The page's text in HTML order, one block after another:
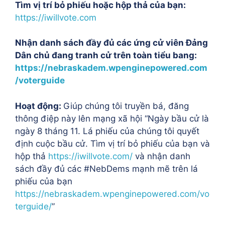
Tìm vị trí bỏ phiếu hoặc hộp thả của bạn:
https://iwillvote.com
Nhận danh sách đầy đủ các ứng cử viên Đảng
Dân chủ đang tranh cử trên toàn tiểu bang:
https://nebraskadem.wpenginepowered.com
/voterguide
Hoạt động: Giúp chúng tôi truyền bá, đăng
thông điệp này lên mạng xã hội “Ngày bầu cử là
ngày 8 tháng 11. Lá phiếu của chúng tôi quyết
định cuộc bầu cử. Tìm vị trí bỏ phiếu của bạn và
hộp thả https://iwillvote.com/ và nhận danh
sách đầy đủ các #NebDems mạnh mẽ trên lá
phiếu của bạn
https://nebraskadem.wpenginepowered.com/vo
terguide/”